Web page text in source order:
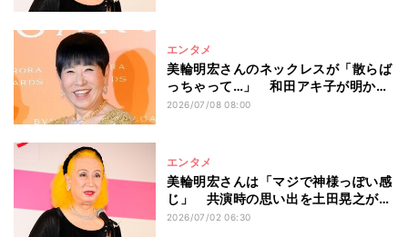
エンタメ
美輪明宏さんのネックレスが「散らば
っちゃって…」 和田アキ子が明かし
た印象深い出来事 『紅白歌合戦』共
2026/07/08 08:00
エンタメ
美輪明宏さんは「マジで神様っぽい感
じ」 共演時の思い出を土田晃之が告
白
2026/07/02 06:30